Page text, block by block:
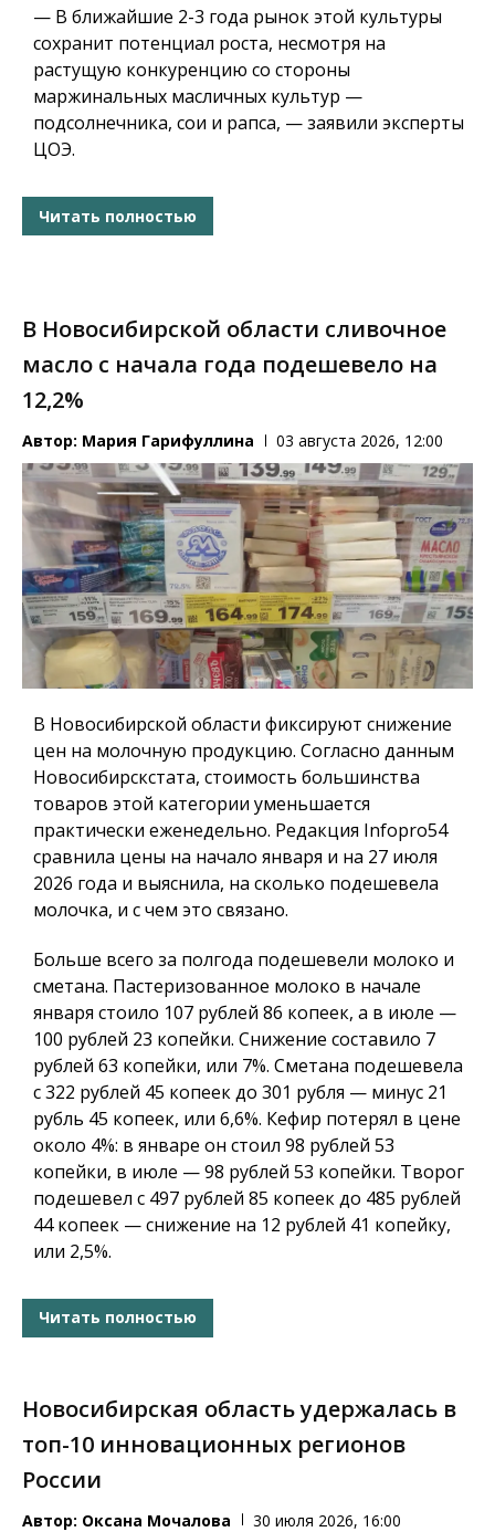
— В ближайшие 2-3 года рынок этой культуры
сохранит потенциал роста, несмотря на
растущую конкуренцию со стороны
маржинальных масличных культур —
подсолнечника, сои и рапса, — заявили эксперты
ЦОЭ.
Читать полностью
В Новосибирской области сливочное
масло с начала года подешевело на
12,2%
Автор: Мария Гарифуллина 03 августа 2026, 12:00
В Новосибирской области фиксируют снижение
цен на молочную продукцию. Согласно данным
Новосибирскстата, стоимость большинства
товаров этой категории уменьшается
практически еженедельно. Редакция Infopro54
сравнила цены на начало января и на 27 июля
2026 года и выяснила, на сколько подешевела
молочка, и с чем это связано.
Больше всего за полгода подешевели молоко и
сметана. Пастеризованное молоко в начале
января стоило 107 рублей 86 копеек, а в июле —
100 рублей 23 копейки. Снижение составило 7
рублей 63 копейки, или 7%. Сметана подешевела
с 322 рублей 45 копеек до 301 рубля — минус 21
рубль 45 копеек, или 6,6%. Кефир потерял в цене
около 4%: в январе он стоил 98 рублей 53
копейки, в июле — 98 рублей 53 копейки. Творог
подешевел с 497 рублей 85 копеек до 485 рублей
44 копеек — снижение на 12 рублей 41 копейку,
или 2,5%.
Читать полностью
Новосибирская область удержалась в
топ-10 инновационных регионов
России
Автор: Оксана Мочалова 30 июля 2026, 16:00